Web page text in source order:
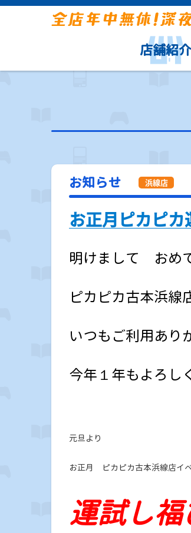
店舗紹介
お知らせ
お正月ピカピ
明けまして おめ
ピカピカ古本浜線
いつもご利用あり
今年１年もよろし
元旦より
お正月 ピカピカ古本浜線店イ
運試し福